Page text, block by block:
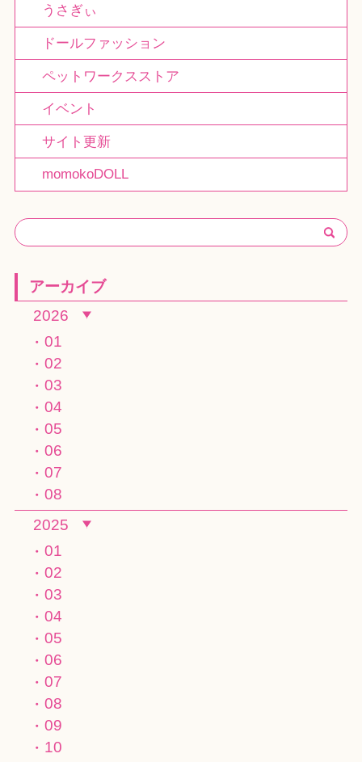
うさぎぃ
ドールファッション
ペットワークスストア
イベント
サイト更新
momokoDOLL
アーカイブ
2026
01
02
03
04
05
06
07
08
2025
01
02
03
04
05
06
07
08
09
10